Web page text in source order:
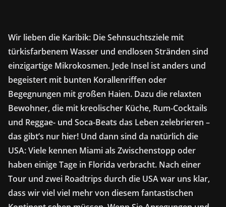
Wir lieben die Karibik: Die Sehnsuchtsziele mit
türkisfarbenem Wasser und endlosen Stränden sind
einzigartige Mikrokosmen. Jede Insel ist anders und
begeistert mit bunten Korallenriffen oder
Begegnungen mit großen Haien. Dazu die relaxten
Bewohner, die mit kreolischer Küche, Rum-Cocktails
und Reggae- und Soca-Beats das Leben zelebrieren –
das gibt’s nur hier! Und dann sind da natürlich die
USA: Viele kennen Miami als Zwischenstopp oder
haben einige Tage in Florida verbracht. Nach einer
Tour und zwei Roadtrips durch die USA war uns klar,
dass wir viel viel mehr von diesem fantastischen